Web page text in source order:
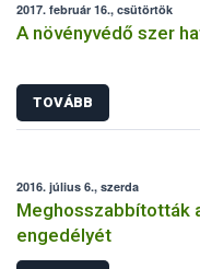
2017. február 16., csütörtök
A növényvédő szer
TOVÁBB
2016. július 6., szerda
Meghosszabbították
engedélyét